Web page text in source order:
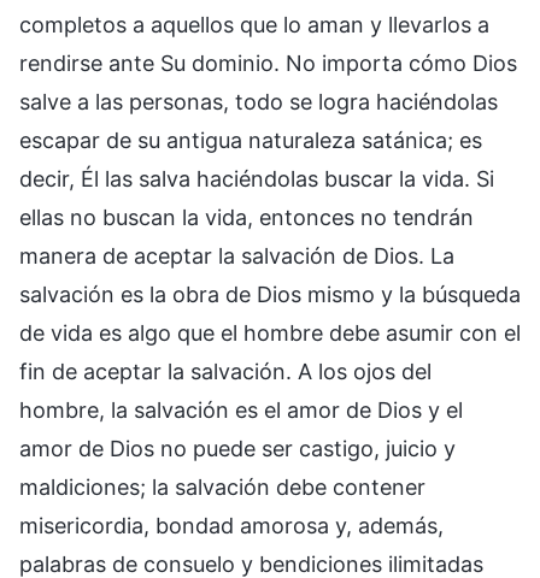
completos a aquellos que lo aman y llevarlos a
rendirse ante Su dominio. No importa cómo Dios
salve a las personas, todo se logra haciéndolas
escapar de su antigua naturaleza satánica; es
decir, Él las salva haciéndolas buscar la vida. Si
ellas no buscan la vida, entonces no tendrán
manera de aceptar la salvación de Dios. La
salvación es la obra de Dios mismo y la búsqueda
de vida es algo que el hombre debe asumir con el
fin de aceptar la salvación. A los ojos del
hombre, la salvación es el amor de Dios y el
amor de Dios no puede ser castigo, juicio y
maldiciones; la salvación debe contener
misericordia, bondad amorosa y, además,
palabras de consuelo y bendiciones ilimitadas